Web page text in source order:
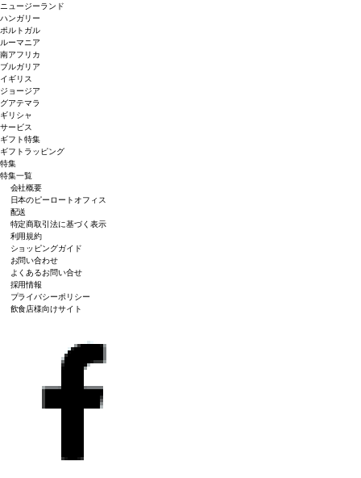
ニュージーランド
ハンガリー
ポルトガル
ルーマニア
南アフリカ
ブルガリア
イギリス
ジョージア
グアテマラ
ギリシャ
サービス
ギフト特集
ギフトラッピング
特集
特集一覧
会社概要
日本のピーロートオフィス
配送
特定商取引法に基づく表示
利用規約
ショッピングガイド
お問い合わせ
よくあるお問い合せ
採用情報
プライバシーポリシー
飲食店様向けサイト